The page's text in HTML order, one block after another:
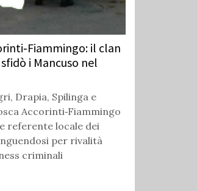
il clan
i Mancuso nel
Drapia, Spilinga e
Accorinti‑Fiammingo
referente locale dei
per rivalità
criminali